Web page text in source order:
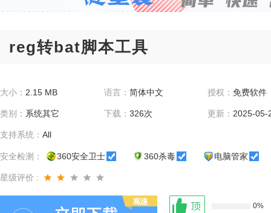
reg转bat脚本工具
大小： 2.15 MB 语言： 简体中文 授权：免费软件
类别： 系统其它 下载： 326次 更新： 2025-05-
支持系统： All
安全检测： 360安全卫士 360杀毒 电脑管家
星级评价 :
0%